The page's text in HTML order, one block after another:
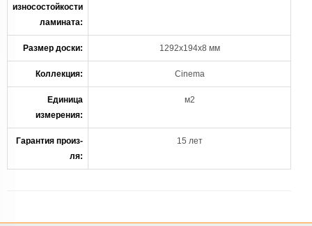
износостойкости
ламината:
Размер доски: 1292х194х8 мм
Коллекция: Cinema
Единица
измерения:
м2
Гарантия произ-
ля:
15 лет